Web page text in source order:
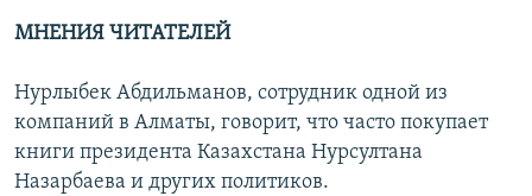
МНЕНИЯ ЧИТАТЕЛЕЙ
Нурлыбек Абдильманов, сотрудник одной из
компаний в Алматы, говорит, что часто покупает
книги президента Казахстана Нурсултана
Назарбаева и других политиков.